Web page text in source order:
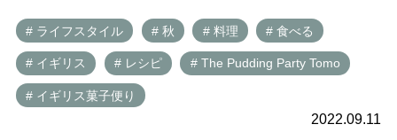
# ライフスタイル # 秋 # 料理 # 食べる
# イギリス # レシピ # The Pudding Party Tomo
# イギリス菓子便り
2022.09.11